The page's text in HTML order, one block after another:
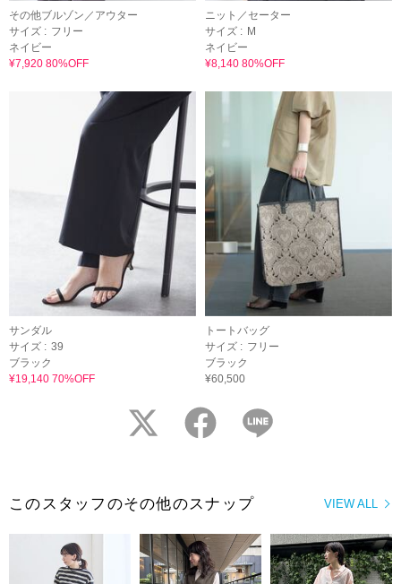
その他ブルゾン／アウター
サイズ : フリー
ネイビー
¥7,920 80%OFF
ニット／セーター
サイズ : M
ネイビー
¥8,140 80%OFF
サンダル
サイズ : 39
ブラック
¥19,140 70%OFF
トートバッグ
サイズ : フリー
ブラック
¥60,500
twitter facebook
VIEW ALL
このスタッフのその他のスナップ